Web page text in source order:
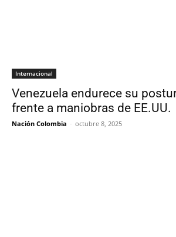
Internacional
Venezuela endurece su
frente a maniobras de EE.UU.
Nación Colombia - octubre 8, 2025